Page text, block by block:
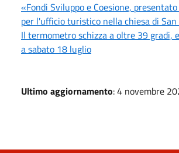
«Fondi Sviluppo e Coesione,
per l'ufficio turistico nella chiesa di San
Il termometro schizza a oltre 39 gradi,
a sabato 18 luglio
Ultimo aggiornamento: 4 novembre